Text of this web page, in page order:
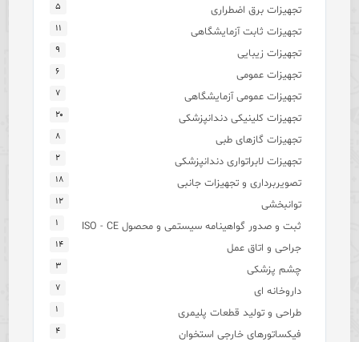
تجهیزات برق اضطراری ۵
تجهیزات ثابت آزمایشگاهی ۱۱
تجهیزات زیبایی ۹
تجهیزات عمومی ۶
تجهیزات عمومی آزمایشگاهی ۷
تجهیزات کلینیکی دندانپزشکی ۲۰
تجهیزات گازهای طبی ۸
تجهیزات لابراتواری دندانپزشکی ۲
تصویربرداری و تجهیزات جانبی ۱۸
توانبخشی ۱۲
ثبت و صدور گواهینامه سیستمی و محصول ISO - CE ۱
جراحی و اتاق عمل ۱۴
چشم پزشکی ۳
داروخانه ای ۷
طراحی و تولید قطعات پلیمری ۱
فیکساتورهای خارجی استخوان ۴